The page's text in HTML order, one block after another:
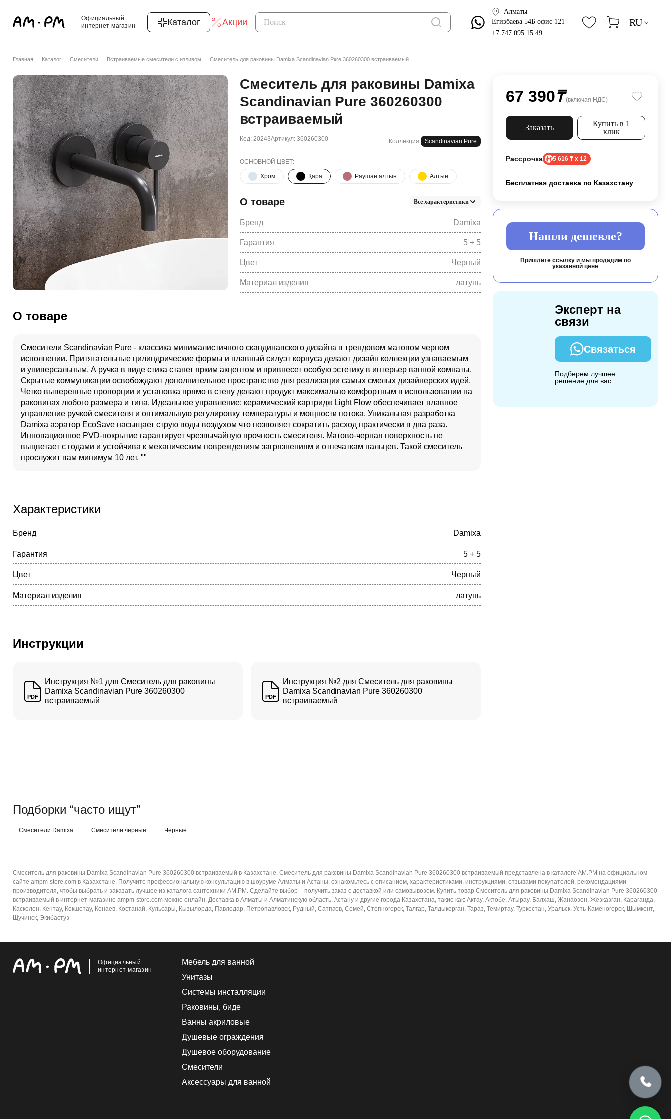
Официальный
интернет-магазин
Каталог Акции
Алматы
Егизбаева 54Б офис 121
+7 747 095 15 49
RU
Главная Каталог Смесители Встраиваемые смесители с изливом Смеситель для раковины Damixa Scandinavian Pure 360260300 встраиваемый
Смеситель для раковины Damixa
Scandinavian Pure 360260300
встраиваемый
Код: 20243Артикул: 360260300 Коллекция: Scandinavian Pure
ОСНОВНОЙ ЦВЕТ:
Хром Қара Раушан алтын Алтын
О товаре Все характеристики
Бренд Damixa
Гарантия 5 + 5
Цвет Черный
Материал изделия латунь
67 390₸ (включая НДС)
Заказать
Купить в 1
клик
Рассрочка 5 616 ₸ x 12
Бесплатная доставка по Казахстану
Нашли дешевле?
Пришлите ссылку и мы продадим по
указанной цене
Эксперт на
связи
Связаться
Подберем лучшее
решение для вас
О товаре
Смесители Scandinavian Pure - классика минималистичного скандинавского дизайна в трендовом матовом черном
исполнении. Притягательные цилиндрические формы и плавный силуэт корпуса делают дизайн коллекции узнаваемым
и универсальным. А ручка в виде стика станет ярким акцентом и привнесет особую эстетику в интерьер ванной комнаты.
Скрытые коммуникации освобождают дополнительное пространство для реализации самых смелых дизайнерских идей.
Четко выверенные пропорции и установка прямо в стену делают продукт максимально комфортным в использовании на
раковинах любого размера и типа. Идеальное управление: керамический картридж Light Flow обеспечивает плавное
управление ручкой смесителя и оптимальную регулировку температуры и мощности потока. Уникальная разработка
Damixa аэратор EcoSave насыщает струю воды воздухом что позволяет сократить расход практически в два раза.
Инновационное PVD-покрытие гарантирует чрезвычайную прочность смесителя. Матово-черная поверхность не
выцветает с годами и устойчива к механическим повреждениям загрязнениям и отпечаткам пальцев. Такой смеситель
прослужит вам минимум 10 лет. ""
Характеристики
Бренд Damixa
Гарантия 5 + 5
Цвет Черный
Материал изделия латунь
Инструкции
PDF
Инструкция №1 для Смеситель для раковины
Damixa Scandinavian Pure 360260300
встраиваемый
PDF
Инструкция №2 для Смеситель для раковины
Damixa Scandinavian Pure 360260300
встраиваемый
Подборки “часто ищут”
Смесители Damixa Смесители черные Черные
Смеситель для раковины Damixa Scandinavian Pure 360260300 встраиваемый в Казахстане. Смеситель для раковины Damixa Scandinavian Pure 360260300 встраиваемый представлена в каталоге AM.PM на официальном
сайте ampm-store.com в Казахстане. Получите профессиональную консультацию в шоуруме Алматы и Астаны, ознакомьтесь с описанием, характеристиками, инструкциями, отзывами покупателей, рекомендациями
производителя, чтобы выбрать и заказать лучшее из каталога сантехники AM.PM. Сделайте выбор – получить заказ с доставкой или самовывозом. Купить товар Смеситель для раковины Damixa Scandinavian Pure 360260300
встраиваемый в интернет-магазине ampm-store.com можно онлайн. Доставка в Алматы и Алматинскую область, Астану и другие города Казахстана, такие как: Актау, Актобе, Атырау, Балхаш, Жанаозен, Жезказган, Караганда,
Каскелен, Кентау, Кокшетау, Конаев, Костанай, Кульсары, Кызылорда, Павлодар, Петропавловск, Рудный, Сатпаев, Семей, Степногорск, Талгар, Талдыкорган, Тараз, Темиртау, Туркестан, Уральск, Усть-Каменогорск, Шымкент,
Щучинск, Экибастуз
Официальный
интернет-магазин
Мебель для ванной
Унитазы
Системы инсталляции
Раковины, биде
Ванны акриловые
Душевые ограждения
Душевое оборудование
Смесители
Аксессуары для ванной